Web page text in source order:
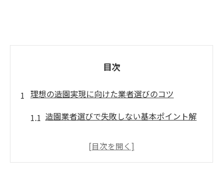
目次
理想の造園実現に向けた業者選びのコツ
造園業者選びで失敗しない基本ポイント解